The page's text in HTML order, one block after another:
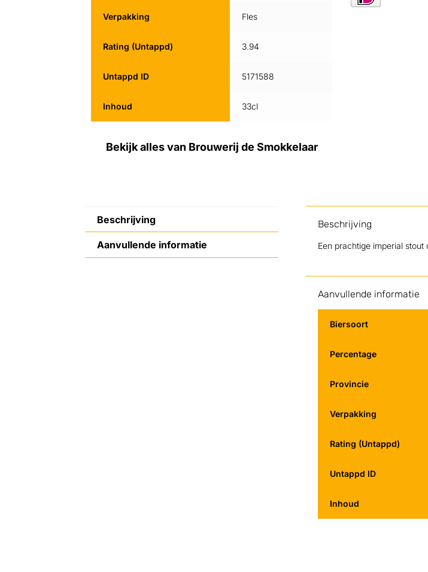
Verpakking Fles
Rating (Untappd) 3.94
Untappd ID 5171588
Inhoud 33cl
Bekijk alles van Brouwerij de Smokkelaar
Beschrijving
Aanvullende informatie
Beschrijving
Een prachtige imperial
Aanvullende informatie
Biersoort
Percentage
Provincie
Verpakking
Rating (Untappd)
Untappd ID
Inhoud